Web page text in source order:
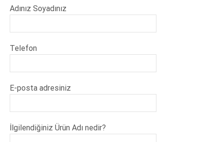
Adınız Soyadınız
Telefon
E-posta adresiniz
İlgilendiğiniz Ürün Adı nedir?